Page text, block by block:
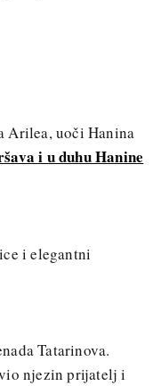
Arilea, uoči Hanina
i u duhu Hanine
i elegantni
Tatarinova.
njezin prijatelj i